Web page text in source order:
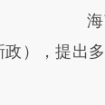
海南
），提出